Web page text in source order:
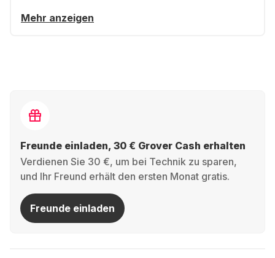
Mehr anzeigen
Freunde einladen, 30 € Grover Cash erhalten
Verdienen Sie 30 €, um bei Technik zu sparen,
und Ihr Freund erhält den ersten Monat gratis.
Freunde einladen